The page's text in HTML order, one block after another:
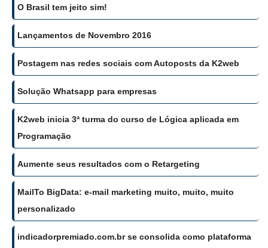
O Brasil tem jeito sim!
Lançamentos de Novembro 2016
Postagem nas redes sociais com Autoposts da K2web
Solução Whatsapp para empresas
K2web inicia 3ª turma do curso de Lógica aplicada em
Programação
Aumente seus resultados com o Retargeting
MailTo BigData: e-mail marketing muito, muito, muito
personalizado
indicadorpremiado.com.br se consolida como plataforma